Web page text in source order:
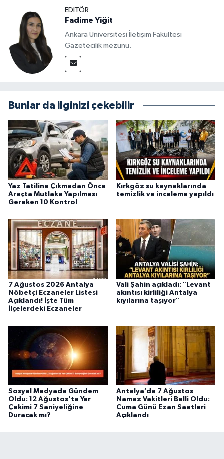
EDITÖR
Fadime Yiğit
Ankara Üniversitesi İletişim Fakültesi
Gazetecilik mezunu.
Bunlar da ilginizi çekebilir
Yaz Tatiline Çıkmadan Önce
Araçta Mutlaka Yapılması
Gereken 10 Kontrol
Kırkgöz su kaynaklarında
temizlik ve inceleme yapıldı
7 Ağustos 2026 Antalya
Nöbetçi Eczaneler Listesi
Açıklandı! İşte Tüm
İlçelerdeki Eczaneler
Vali Şahin açıkladı: "Levant
akıntısı kirliliği Antalya
kıyılarına taşıyor"
Sosyal Medyada Gündem
Oldu: 12 Ağustos'ta Yer
Çekimi 7 Saniyeliğine
Duracak mı?
Antalya’da 7 Ağustos
Namaz Vakitleri Belli Oldu:
Cuma Günü Ezan Saatleri
Açıklandı